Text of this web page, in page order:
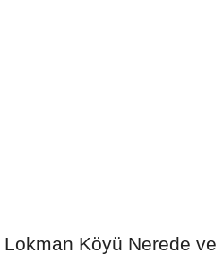
Lokman Köyü Nerede ve